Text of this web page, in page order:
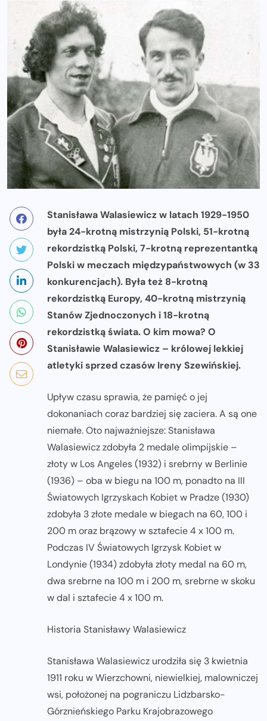
Stanisława Walasiewicz w latach 1929-1950
była 24-krotną mistrzynią Polski, 51-krotną
rekordzistką Polski, 7-krotną reprezentantką
Polski w meczach międzypaństwowych (w 33
konkurencjach). Była też 8-krotną
rekordzistką Europy, 40-krotną mistrzynią
Stanów Zjednoczonych i 18-krotną
rekordzistką świata. O kim mowa? O
Stanisławie Walasiewicz – królowej lekkiej
atletyki sprzed czasów Ireny Szewińskiej.
Upływ czasu sprawia, że pamięć o jej
dokonaniach coraz bardziej się zaciera. A są one
niemałe. Oto najważniejsze: Stanisława
Walasiewicz zdobyła 2 medale olimpijskie –
złoty w Los Angeles (1932) i srebrny w Berlinie
(1936) – oba w biegu na 100 m, ponadto na III
Światowych Igrzyskach Kobiet w Pradze (1930)
zdobyła 3 złote medale w biegach na 60, 100 i
200 m oraz brązowy w sztafecie 4 x 100 m.
Podczas IV Światowych Igrzysk Kobiet w
Londynie (1934) zdobyła złoty medal na 60 m,
dwa srebrne na 100 m i 200 m, srebrne w skoku
w dal i sztafecie 4 x 100 m.
Historia Stanisławy Walasiewicz
Stanisława Walasiewicz urodziła się 3 kwietnia
1911 roku w Wierzchowni, niewielkiej, malowniczej
wsi, położonej na pograniczu Lidzbarsko-
Górznieńskiego Parku Krajobrazowego